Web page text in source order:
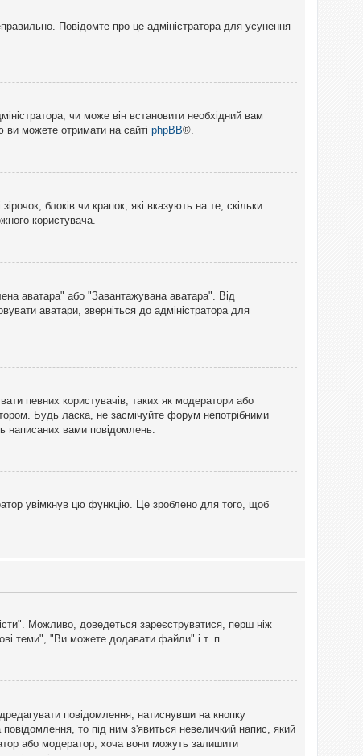
Повідомте про це адміністратора для усунення
чи може він встановити необхідний вам
ви можете отримати на сайті phpBB®.
блоків чи крапок, які вказують на те, скільки
користувача.
аватара" або "Завантажувана аватара". Від
аватари, зверніться до адміністратора для
певних користувачів, таких як модератори або
Будь ласка, не засмічуйте форум непотрібними
написаних вами повідомлень.
увімкнув цю функцію. Це зроблено для того, щоб
Можливо, доведеться зареєструватися, перш ніж
теми", "Ви можете додавати файли" і т. п.
повідомлення, натиснувши на кнопку
то під ним з'явиться невеличкий напис, який
або модератор, хоча вони можуть залишити